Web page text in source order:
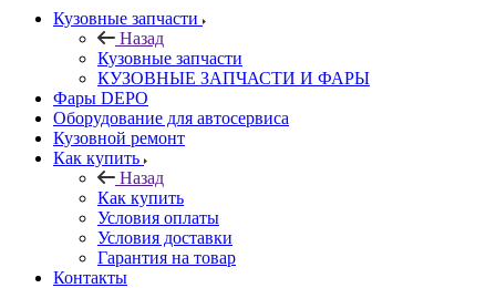
Кузовные запчасти
Назад
Кузовные запчасти
КУЗОВНЫЕ ЗАПЧАСТИ И ФАРЫ
Фары DEPO
Оборудование для автосервиса
Кузовной ремонт
Как купить
Назад
Как купить
Условия оплаты
Условия доставки
Гарантия на товар
Контакты